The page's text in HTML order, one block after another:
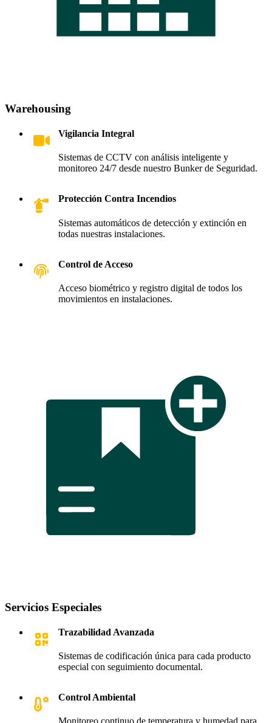
Warehousing
Vigilancia Integral
Sistemas de CCTV con análisis inteligente y
monitoreo 24/7 desde nuestro Bunker de Seguridad.
Protección Contra Incendios
Sistemas automáticos de detección y extinción en
todas nuestras instalaciones.
Control de Acceso
Acceso biométrico y registro digital de todos los
movimientos en instalaciones.
Servicios Especiales
Trazabilidad Avanzada
Sistemas de codificación única para cada producto
especial con seguimiento documental.
Control Ambiental